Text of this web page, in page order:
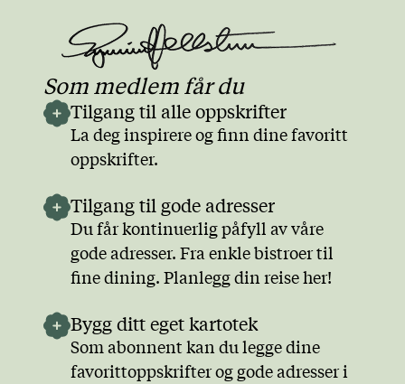
Som medlem får du
Tilgang til alle oppskrifter
La deg inspirere og finn dine favoritt
oppskrifter.
Tilgang til gode adresser
Du får kontinuerlig påfyll av våre
gode adresser. Fra enkle bistroer til
fine dining. Planlegg din reise her!
Bygg ditt eget kartotek
Som abonnent kan du legge dine
favorittoppskrifter og gode adresser i